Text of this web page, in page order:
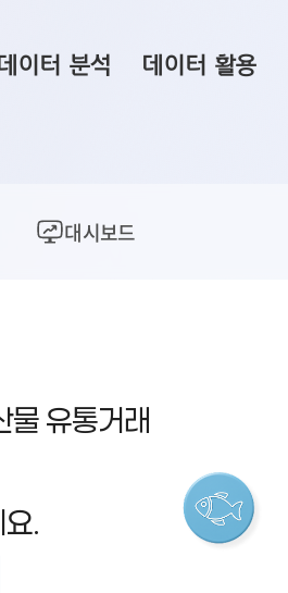
이터 분석
셀프 분석
데이터 활용
데이터 활용 서비스
대시보드
물 유통거래
.